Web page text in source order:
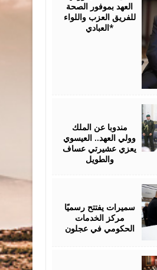
العهد بموفور الصحة
للفريق العزب واللواء
العبادي*
مندوبا عن الملك
وولي العهد.. العيسوي
يعزي عشيرتي عساف
والطويل
سميرات يفتتح رسميًا
مركز الخدمات
الحكومي في عجلون
2026